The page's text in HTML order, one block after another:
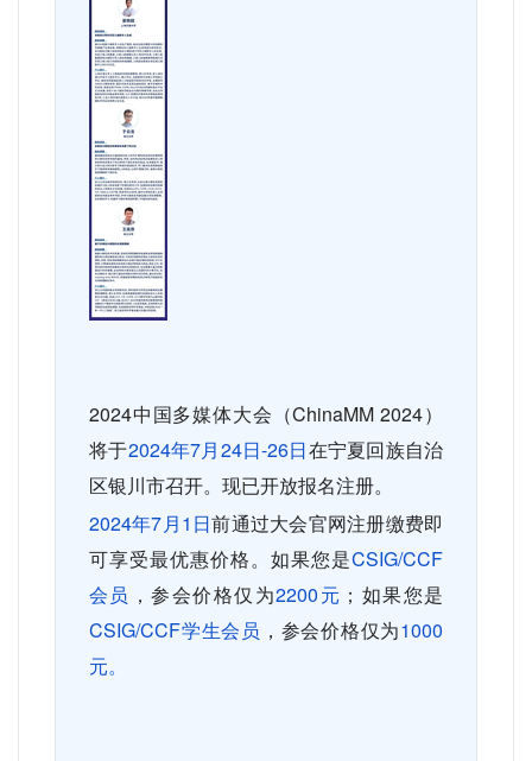
2024中国多媒体大会（ChinaMM 2024）
将于2024年7月24日-26日在宁夏回族自治
区银川市召开。现已开放报名注册。
2024年7月1 日前通过大会官网注册缴费即
可享受最优惠价格。如果您是CSIG/CCF
会员 ，参会价格仅为2200元 ；如果您是
CSIG/CCF学生会员 ，参会价格仅为1000
元。